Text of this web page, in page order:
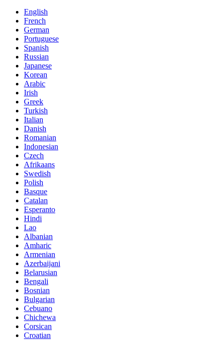
English
French
German
Portuguese
Spanish
Russian
Japanese
Korean
Arabic
Irish
Greek
Turkish
Italian
Danish
Romanian
Indonesian
Czech
Afrikaans
Swedish
Polish
Basque
Catalan
Esperanto
Hindi
Lao
Albanian
Amharic
Armenian
Azerbaijani
Belarusian
Bengali
Bosnian
Bulgarian
Cebuano
Chichewa
Corsican
Croatian